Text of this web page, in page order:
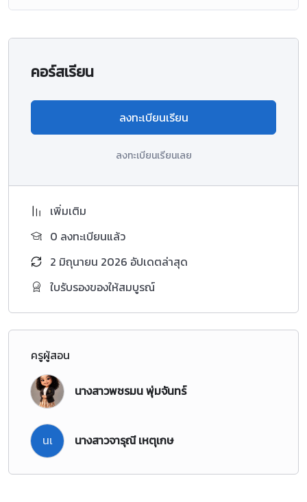
คอร์สเรียน
ลงทะเบียนเรียน
ลงทะเบียนเรียนเลย
เพิ่มเติม
0 ลงทะเบียนแล้ว
2 มิถุนายน 2026 อัปเดตล่าสุด
ใบรับรองของให้สมบูรณ์
ครูผู้สอน
นางสาวพชรมน พุ่มจันทร์
นเ นางสาวจารุณี เหตุเกษ